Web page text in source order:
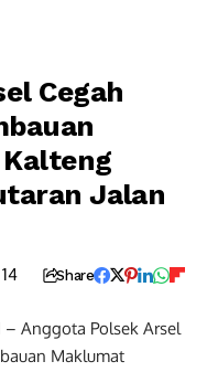
Cegah
Jalan
14 Share
– Anggota Polsek Arsel
Maklumat